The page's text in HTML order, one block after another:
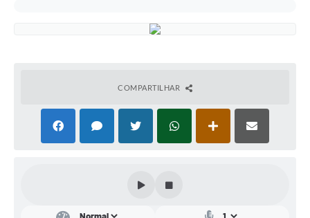
PPA - PLANO PLURIANUAL 2026/2029
PCA (Planos de Contratações Anuais)
COMPARTILHAR